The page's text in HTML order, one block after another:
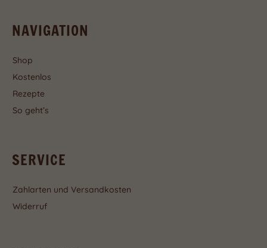
NAVIGATION
Shop
Kostenlos
Rezepte
So geht’s
SERVICE
Zahlarten und Versandkosten
Widerruf